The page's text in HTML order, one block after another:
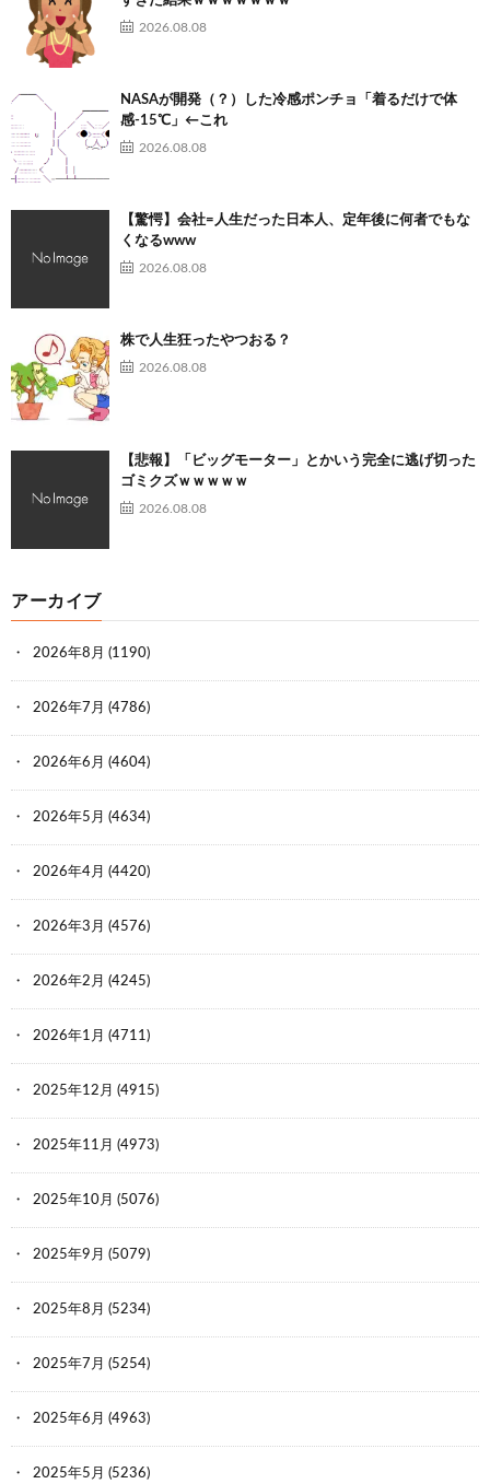
2026.08.08
NASAが開発（？）した冷感ポンチョ「着るだけで体
感-15℃」←これ
2026.08.08
【驚愕】会社=人生だった日本人、定年後に何者でもな
くなるwww
2026.08.08
株で人生狂ったやつおる？
2026.08.08
【悲報】「ビッグモーター」とかいう完全に逃げ切った
ゴミクズｗｗｗｗｗ
2026.08.08
アーカイブ
2026年8月 (1190)
2026年7月 (4786)
2026年6月 (4604)
2026年5月 (4634)
2026年4月 (4420)
2026年3月 (4576)
2026年2月 (4245)
2026年1月 (4711)
2025年12月 (4915)
2025年11月 (4973)
2025年10月 (5076)
2025年9月 (5079)
2025年8月 (5234)
2025年7月 (5254)
2025年6月 (4963)
2025年5月 (5236)